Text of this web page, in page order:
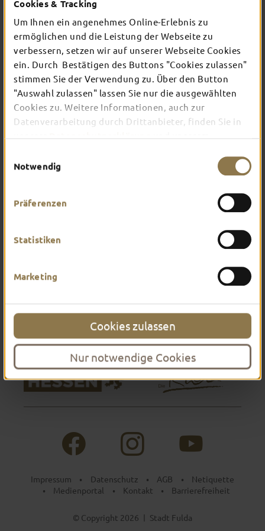
Cookies & Tracking
Um Ihnen ein angenehmes Online-Erlebnis zu
ermöglichen und die Leistung der Webseite zu
verbessern, setzen wir auf unserer Webseite Cookies
ein. Durch Bestätigen des Buttons "Cookies zulassen"
stimmen Sie der Verwendung zu. Über den Button
"Auswahl zulassen" lassen Sie nur die ausgewählten
Cookies zu. Weitere Informationen, auch zur
Datenverarbeitung durch Drittanbieter, finden Sie in
Notwendig
Präferenzen
Statistiken
Marketing
Cookies zulassen
Nur notwendige Cookies
ERKUNDEN
Individualreisende mögen es gerne
abenteuerlich. Du auch? Lass deine Reise nach
Fulda zu einer kleinen Expedition werden und
erkunde die Stadt einfach in Eigenregie. Ganz
nach Lust, Laune und Geschmack gestaltest du
deinen Aufenthalt so, wie es dir gefällt.
Abenteuer warten hier hinter jeder Ecke – sei
Impressum • Datenschutz • AGB •
Netiquette
•
Medienportal • Kontakt • Barrierefreiheit
© Copyright 2026 | Stadt Fulda